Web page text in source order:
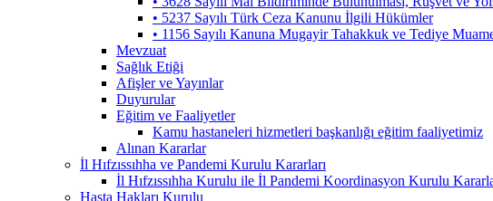
• 5237 Sayılı Türk Ceza Kanunu İlgili Hükümler
• 1156 Sayılı Kanuna Mugayir Tahakkuk ve Tediye
Mevzuat
Sağlık Etiği
Afişler ve Yayınlar
Duyurular
Eğitim ve Faaliyetler
Kamu hastaneleri hizmetleri başkanlığı eğitim faaliyetimiz
Alınan Kararlar
İl Hıfzıssıhha ve Pandemi Kurulu Kararları
İl Hıfzıssıhha Kurulu ile İl Pandemi Koordinasyon Kurulu
Hasta Hakları Kurulu